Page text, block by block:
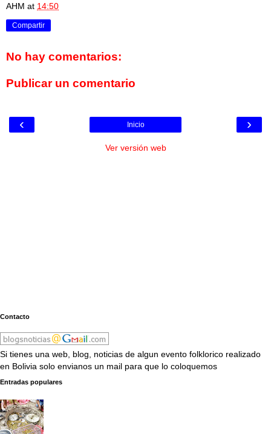
AHM at 14:50
Compartir
No hay comentarios:
Publicar un comentario
‹ ›
Inicio
Ver versión web
Contacto
Si tienes una web, blog, noticias de algun evento folklorico realizado
en Bolivia solo envianos un mail para que lo coloquemos
Entradas populares